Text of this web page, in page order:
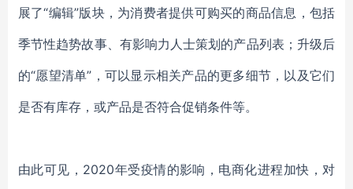
展了“编辑”版块， 为消费者提供可购买的商品信息 ， 包括
季节性趋势故事、 有影响力人士策划的产品列表 ； 升级后
的“愿望清单”， 可以显示相关产品的更多细节，以及它们
是否有库存，或产品是否符合促销条件等。
由此可见， 2020年受疫情的影响，电商化进程加快，对